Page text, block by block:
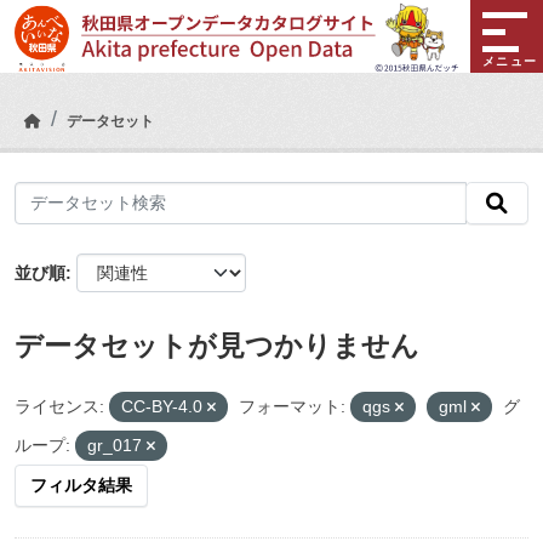
Skip to main content
メニュー
データセット
並び順
データセットが見つかりません
ライセンス: CC-BY-4.0 フォーマット: qgs gml
グ
ループ:
gr_017
フィルタ結果